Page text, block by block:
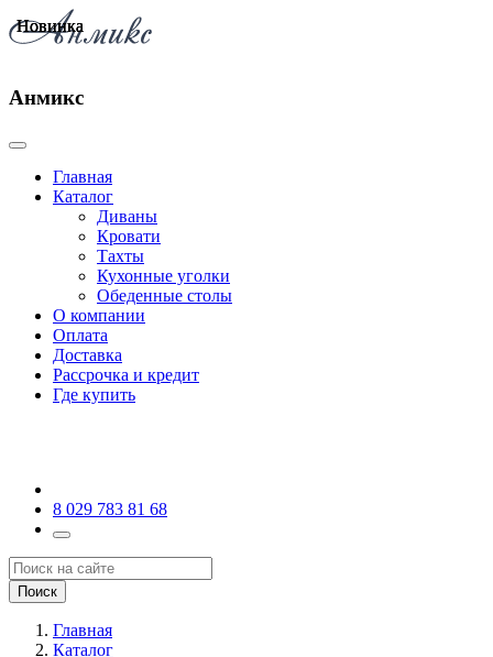
Анмикс
Главная
Каталог
Диваны
Кровати
Тахты
Кухонные уголки
Обеденные столы
О компании
Оплата
Доставка
Рассрочка и кредит
Где купить
8 029 783 81 68
Поиск
Главная
Каталог
Новинка
Новинка
Новинка